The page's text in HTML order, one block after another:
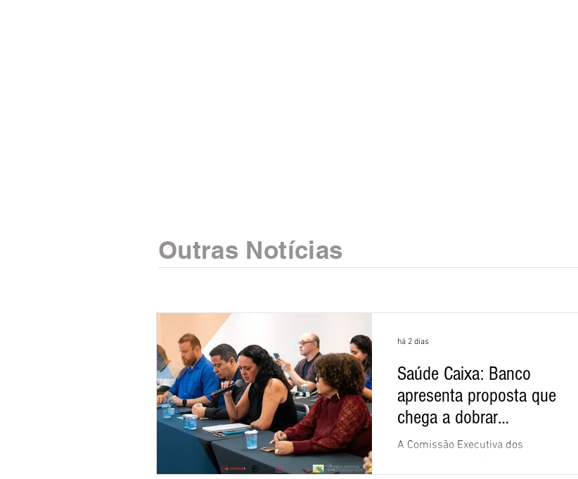
Outras Notícias
Saúde Caixa: Banco
apresenta proposta que
chega a dobrar
mensalidade
A Comissão Executiva dos
há 2 dias